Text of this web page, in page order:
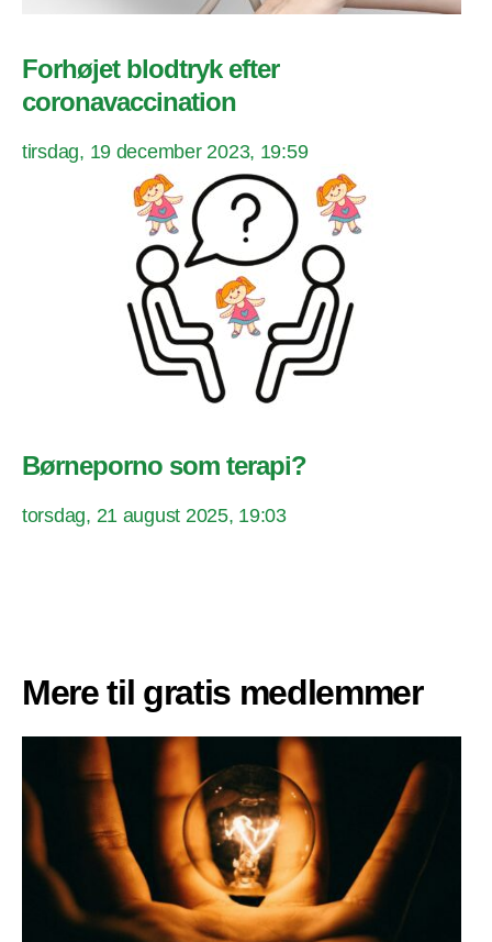
Forhøjet blodtryk efter
coronavaccination
tirsdag, 19 december 2023, 19:59
Børneporno som terapi?
torsdag, 21 august 2025, 19:03
Mere til gratis medlemmer